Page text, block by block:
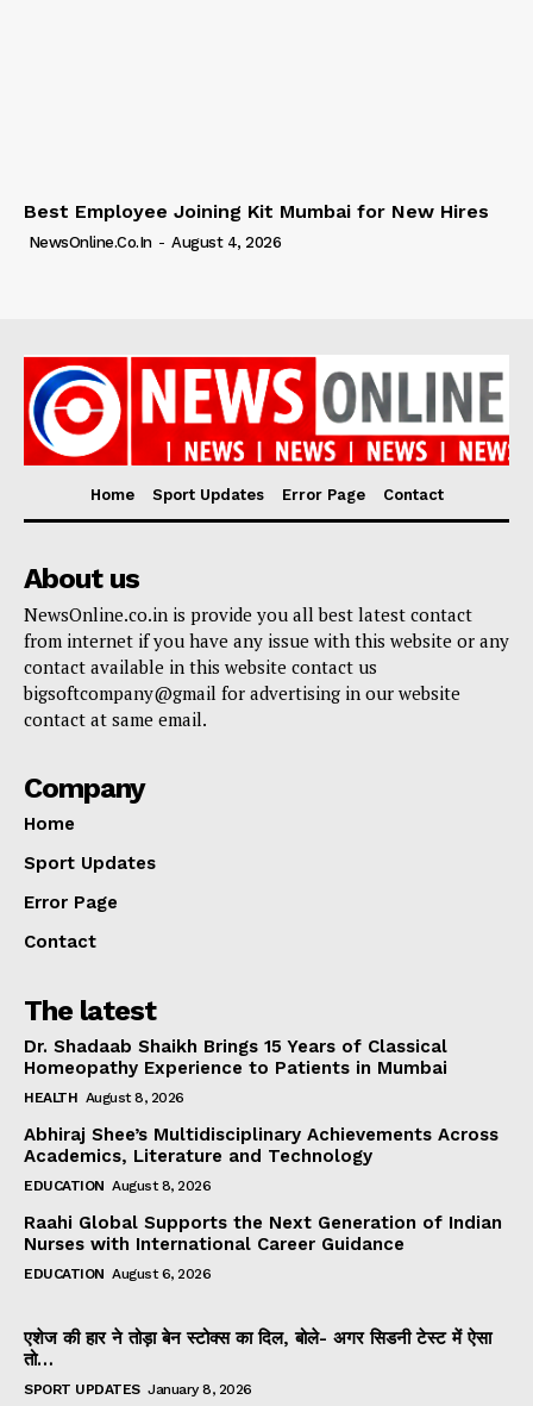
Best Employee Joining Kit Mumbai for New Hires
NewsOnline.co.in - August 4, 2026
Home Sport Updates Error Page Contact
About us
NewsOnline.co.in is provide you all best latest contact
from internet if you have any issue with this website or any
contact available in this website contact us
bigsoftcompany@gmail for advertising in our website
contact at same email.
Company
Home
Sport Updates
Error Page
Contact
The latest
Dr. Shadaab Shaikh Brings 15 Years of Classical
Homeopathy Experience to Patients in Mumbai
HEALTH August 8, 2026
Abhiraj Shee’s Multidisciplinary Achievements Across
Academics, Literature and Technology
EDUCATION August 8, 2026
Raahi Global Supports the Next Generation of Indian
Nurses with International Career Guidance
EDUCATION August 6, 2026
एशेज की हार ने तोड़ा बेन स्टोक्स का दिल, बोले- अगर सिडनी टेस्ट में ऐसा
तो…
SPORT UPDATES January 8, 2026